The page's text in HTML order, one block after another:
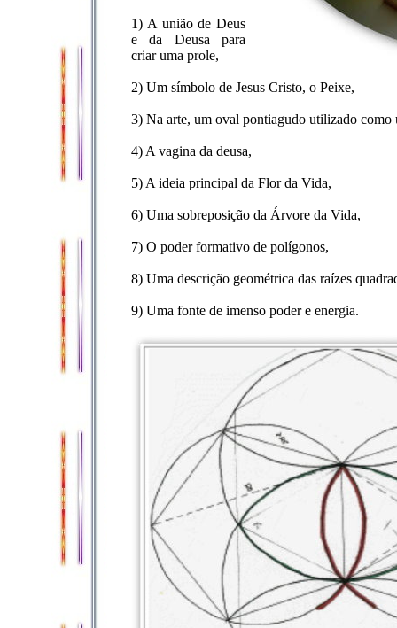
1) A união de Deus
e da Deusa para
criar uma prole,
2) Um símbolo de Jesus Cristo, o Peixe,
3) Na arte, um oval pontiagudo utilizado como
4) A vagina da deusa,
5) A ideia principal da Flor da Vida,
6) Uma sobreposição da Árvore da Vida,
7) O poder formativo de polígonos,
8) Uma descrição geométrica das raízes
9) Uma fonte de imenso poder e energia.